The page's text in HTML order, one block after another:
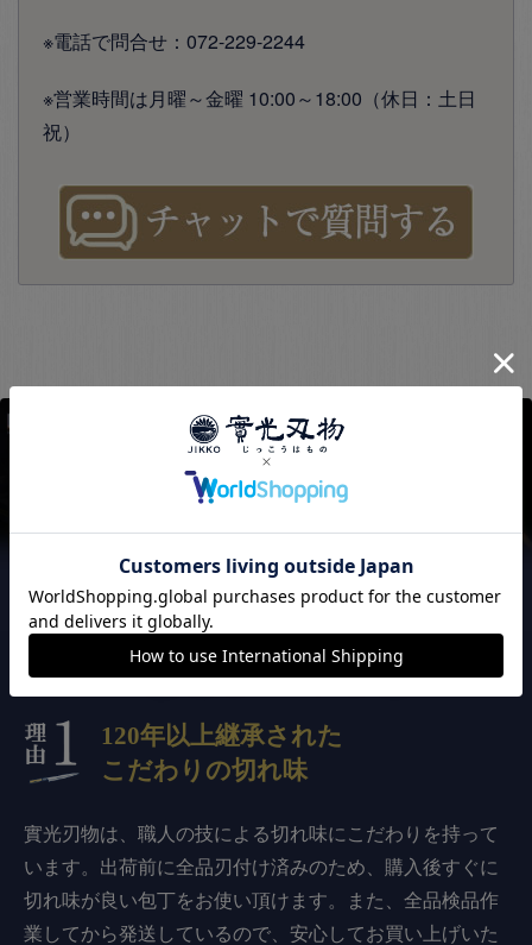
※電話で問合せ：072-229-2244
※営業時間は月曜～金曜 10:00～18:00（休日：土日
祝）
實光刃物が
選ばれる3つの理由
120年以上継承された
こだわりの切れ味
實光刃物は、職人の技による切れ味にこだわりを持って
います。出荷前に全品刃付け済みのため、購入後すぐに
切れ味が良い包丁をお使い頂けます。また、全品検品作
業してから発送しているので、安心してお買い上げいた